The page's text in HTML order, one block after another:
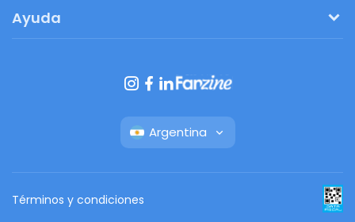
Regalos originales
Ayuda
Botón de arrepentimiento
Argentina
Términos y condiciones